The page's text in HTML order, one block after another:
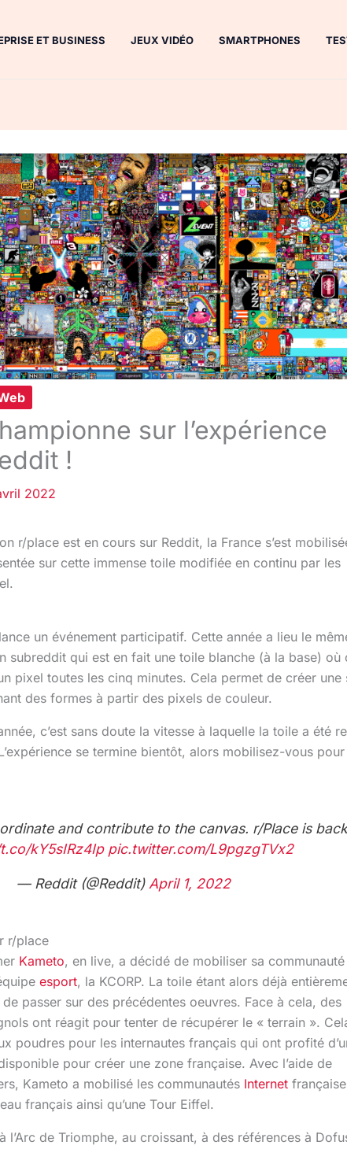
ET BUSINESS JEUX VIDÉO SMARTPHONES
sur l’expérience
!
2022
r/place est en cours sur Reddit, la France s’est
sur cette immense toile modifiée en continu par les
un événement participatif. Cette année a lieu le
subreddit qui est en fait une toile blanche (à la base) où
pixel toutes les cinq minutes. Cela permet de créer une
des formes à partir des pixels de couleur.
c’est sans doute la vitesse à laquelle la toile a été
se termine bientôt, alors mobilisez-vous pour
and contribute to the canvas. r/Place is
kY5sIRz4Ip pic.twitter.com/L9pgzgTVx2
— Reddit (@Reddit) April 1, 2022
r/place
Kameto, en live, a décidé de mobiliser sa
esport, la KCORP. La toile étant alors déjà
passer sur des précédentes oeuvres. Face à cela, des
ont réagit pour tenter de récupérer le « terrain ».
poudres pour les internautes français qui ont profité
pour créer une zone française. Avec l’aide de
Kameto a mobilisé les communautés Internet
français ainsi qu’une Tour Eiffel.
l’Arc de Triomphe, au croissant, à des références à